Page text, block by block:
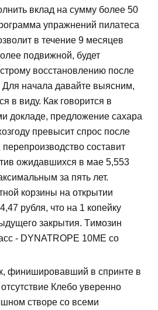
вклад на сумму более 50
упражнений пилатеса
в течение 9 месяцев
подвижной, будет
восстановлению после
начала давайте выясним,
в виду. Как говорится в
докладе, предложение сахара
превысит спрос после
составит
ожидавшихся в мае 5,553
за пять лет.
корзины на открытии
рубля, что на 1 копейку
закрытия. Tимозин
- DYNATROPE 10ME со
финишировавший в спринте в
Клебо уверенно
створе со всеми